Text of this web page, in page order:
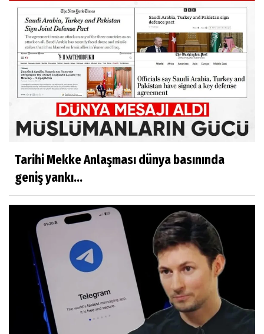
Tarihi Mekke Anlaşması dünya basınında
geniş yankı...